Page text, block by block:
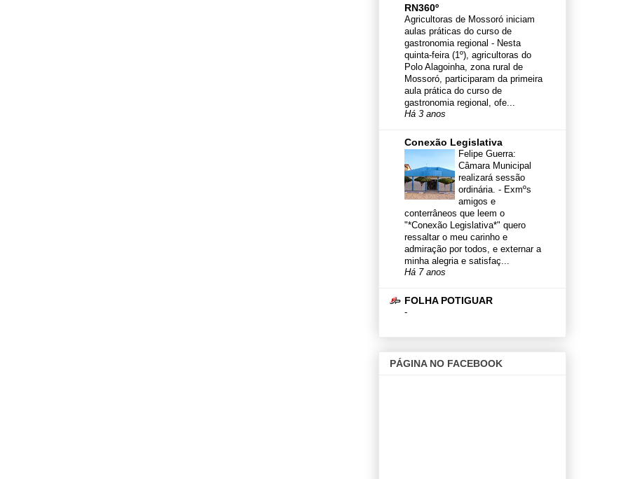
RN360º
Agricultoras de Mossoró iniciam
aulas práticas do curso de
gastronomia regional - Nesta
quinta-feira (1º), agricultoras do
Polo Alagoinha, zona rural de
Mossoró, participaram da primeira
aula prática do curso de
gastronomia regional, ofe...
Há 3 anos
Conexão Legislativa
Felipe Guerra:
Câmara Municipal
realizará sessão
ordinária. - Exmºs
amigos e
conterrâneos que leem o
"*Conexão Legislativa*" quero
ressaltar o meu carinho e
admiração por todos, e externar a
minha alegria e satisfaç...
Há 7 anos
FOLHA POTIGUAR
-
PÁGINA NO FACEBOOK